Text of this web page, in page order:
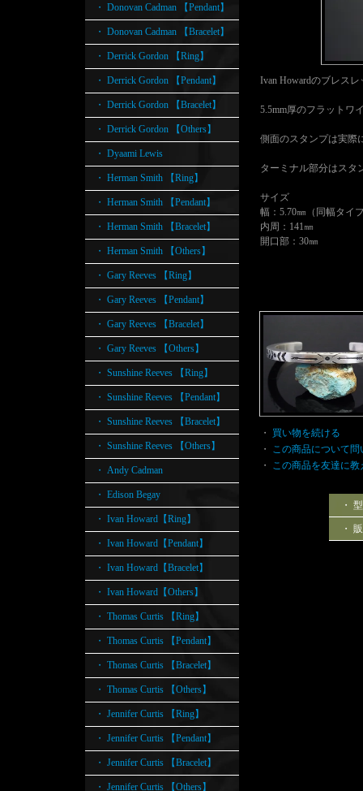
・ Donovan Cadman 【Pendant】
・ Donovan Cadman 【Bracelet】
・ Derrick Gordon 【Ring】
・ Derrick Gordon 【Pendant】
・ Derrick Gordon 【Bracelet】
・ Derrick Gordon 【Others】
・ Dyaami Lewis
・ Herman Smith 【Ring】
・ Herman Smith 【Pendant】
・ Herman Smith 【Bracelet】
・ Herman Smith 【Others】
・ Gary Reeves 【Ring】
・ Gary Reeves 【Pendant】
・ Gary Reeves 【Bracelet】
・ Gary Reeves 【Others】
・ Sunshine Reeves 【Ring】
・ Sunshine Reeves 【Pendant】
・ Sunshine Reeves 【Bracelet】
・ Sunshine Reeves 【Others】
・ Andy Cadman
・ Edison Begay
・ Ivan Howard【Ring】
・ Ivan Howard【Pendant】
・ Ivan Howard【Bracelet】
・ Ivan Howard【Others】
・ Thomas Curtis 【Ring】
・ Thomas Curtis 【Pendant】
・ Thomas Curtis 【Bracelet】
・ Thomas Curtis 【Others】
・ Jennifer Curtis 【Ring】
・ Jennifer Curtis 【Pendant】
・ Jennifer Curtis 【Bracelet】
・ Jennifer Curtis 【Others】
Ivan Howardのブレス
5.5mm厚のフラットワ
側面のスタンプは実際
ターミナル部分はスタ
サイズ
幅：5.70㎜（同幅タイ
内周：141㎜
開口部：30㎜
・ 買い物を続ける
・ この商品について問
・ この商品を友達に教
・
・